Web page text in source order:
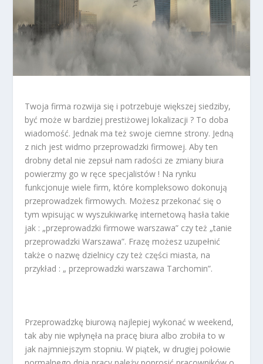
Twoja firma rozwija się i potrzebuje większej siedziby,
być może w bardziej prestiżowej lokalizacji ? To doba
wiadomość. Jednak ma też swoje ciemne strony. Jedną
z nich jest widmo przeprowadzki firmowej. Aby ten
drobny detal nie zepsuł nam radości ze zmiany biura
powierzmy go w ręce specjalistów ! Na rynku
funkcjonuje wiele firm, które kompleksowo dokonują
przeprowadzek firmowych. Możesz przekonać się o
tym wpisując w wyszukiwarkę internetową hasła takie
jak : „przeprowadzki firmowe warszawa” czy też „tanie
przeprowadzki Warszawa”. Frazę możesz uzupełnić
także o nazwę dzielnicy czy też części miasta, na
przykład : „ przeprowadzki warszawa Tarchomin”.
Przeprowadzkę biurową najlepiej wykonać w weekend,
tak aby nie wpłynęła na pracę biura albo zrobiła to w
jak najmniejszym stopniu. W piątek, w drugiej połowie